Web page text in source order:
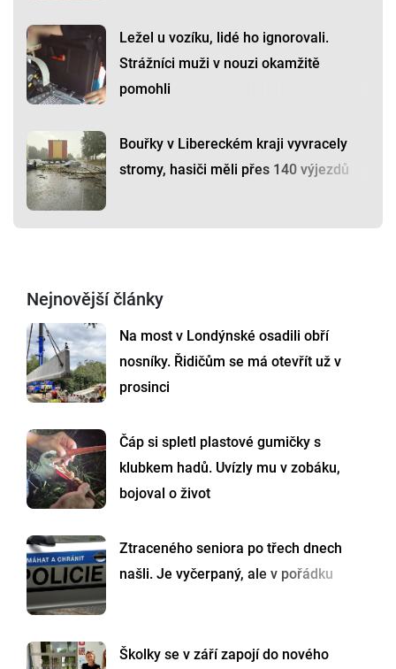
Ležel u vozíku, lidé ho ignorovali.
Strážníci muži v nouzi okamžitě
pomohli
Bouřky v Libereckém kraji vyvracely
stromy, hasiči měli přes 140 výjezdů
Nejnovější články
Na most v Londýnské osadili obří
nosníky. Řidičům se má otevřít už v
prosinci
Čáp si spletl plastové gumičky s
klubkem hadů. Uvízly mu v zobáku,
bojoval o život
Ztraceného seniora po třech dnech
našli. Je vyčerpaný, ale v pořádku
Školky se v září zapojí do nového